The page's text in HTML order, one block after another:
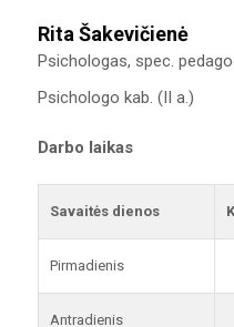
Rita Šakevičienė
Psichologas, spec.
Psichologo kab. (II a.)
Darbo laikas
Savaitės dienos
Pirmadienis
Antradienis